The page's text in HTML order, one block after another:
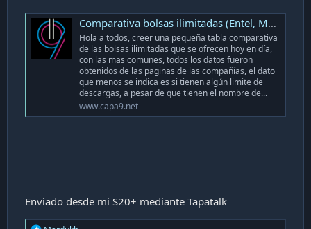
Comparativa bolsas ilimitadas (Entel, Movistar, Claro y Wom) (SEP-2020)
Hola a todos, creer una pequeña tabla comparativa
de las bolsas ilimitadas que se ofrecen hoy en día,
con las mas comunes, todos los datos fueron
obtenidos de las paginas de las compañías, el dato
que menos se indica es si tienen algún limite de
descargas, a pesar de que tienen el nombre de...
www.capa9.net
Enviado desde mi S20+ mediante Tapatalk